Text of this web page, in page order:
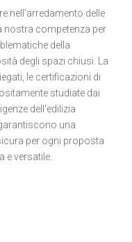
nell'arredamento delle
competenza per
della
degli spazi chiusi. La
le certificazioni di
studiate dai
dell'edilizia
una
per ogni proposta
e versatile.